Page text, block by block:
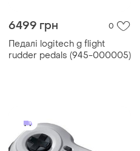
6499 грн 0
Педалі logitech g flight
rudder pedals (945-000005)